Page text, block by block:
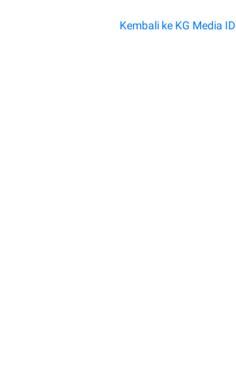
Kembali ke KG Media ID